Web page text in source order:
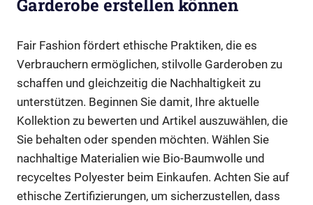
Garderobe erstellen können
Fair Fashion fördert ethische Praktiken, die es
Verbrauchern ermöglichen, stilvolle Garderoben zu
schaffen und gleichzeitig die Nachhaltigkeit zu
unterstützen. Beginnen Sie damit, Ihre aktuelle
Kollektion zu bewerten und Artikel auszuwählen, die
Sie behalten oder spenden möchten. Wählen Sie
nachhaltige Materialien wie Bio-Baumwolle und
recyceltes Polyester beim Einkaufen. Achten Sie auf
ethische Zertifizierungen, um sicherzustellen, dass